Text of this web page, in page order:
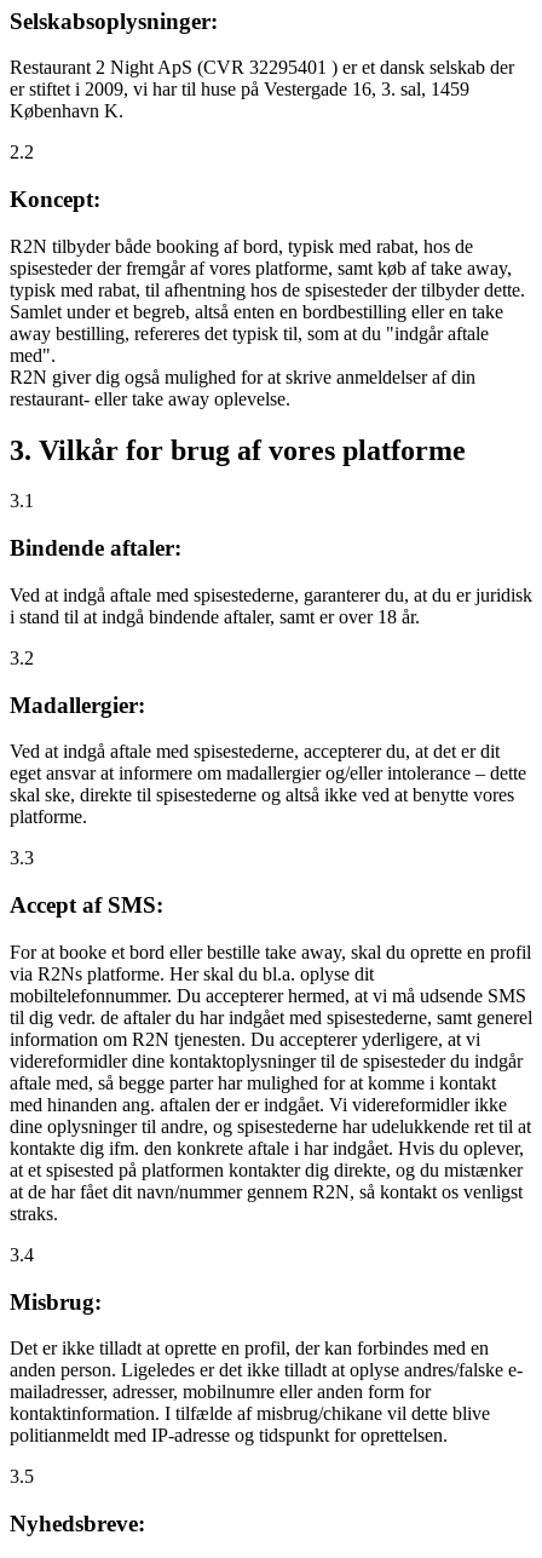
Selskabsoplysninger:
Restaurant 2 Night ApS (CVR 32295401 ) er et dansk selskab der
er stiftet i 2009, vi har til huse på Vestergade 16, 3. sal, 1459
København K.
2.2
Koncept:
R2N tilbyder både booking af bord, typisk med rabat, hos de
spisesteder der fremgår af vores platforme, samt køb af take away,
typisk med rabat, til afhentning hos de spisesteder der tilbyder dette.
Samlet under et begreb, altså enten en bordbestilling eller en take
away bestilling, refereres det typisk til, som at du "indgår aftale
med".
R2N giver dig også mulighed for at skrive anmeldelser af din
restaurant- eller take away oplevelse.
3. Vilkår for brug af vores platforme
3.1
Bindende aftaler:
Ved at indgå aftale med spisestederne, garanterer du, at du er juridisk
i stand til at indgå bindende aftaler, samt er over 18 år.
3.2
Madallergier:
Ved at indgå aftale med spisestederne, accepterer du, at det er dit
eget ansvar at informere om madallergier og/eller intolerance – dette
skal ske, direkte til spisestederne og altså ikke ved at benytte vores
platforme.
3.3
Accept af SMS:
For at booke et bord eller bestille take away, skal du oprette en profil
via R2Ns platforme. Her skal du bl.a. oplyse dit
mobiltelefonnummer. Du accepterer hermed, at vi må udsende SMS
til dig vedr. de aftaler du har indgået med spisestederne, samt generel
information om R2N tjenesten. Du accepterer yderligere, at vi
videreformidler dine kontaktoplysninger til de spisesteder du indgår
aftale med, så begge parter har mulighed for at komme i kontakt
med hinanden ang. aftalen der er indgået. Vi videreformidler ikke
dine oplysninger til andre, og spisestederne har udelukkende ret til at
kontakte dig ifm. den konkrete aftale i har indgået. Hvis du oplever,
at et spisested på platformen kontakter dig direkte, og du mistænker
at de har fået dit navn/nummer gennem R2N, så kontakt os venligst
straks.
3.4
Misbrug:
Det er ikke tilladt at oprette en profil, der kan forbindes med en
anden person. Ligeledes er det ikke tilladt at oplyse andres/falske e-
mailadresser, adresser, mobilnumre eller anden form for
kontaktinformation. I tilfælde af misbrug/chikane vil dette blive
politianmeldt med IP-adresse og tidspunkt for oprettelsen.
3.5
Nyhedsbreve: